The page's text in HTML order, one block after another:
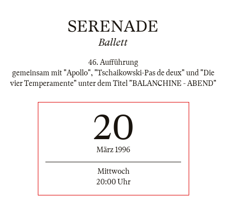
SERENADE
Ballett
46. Aufführung
gemeinsam mit "Apollo", "Tschaikowski-Pas de deux" und "Die
vier Temperamente" unter dem Titel "BALANCHINE - ABEND"
20
März 1996
Mittwoch
20:00 Uhr